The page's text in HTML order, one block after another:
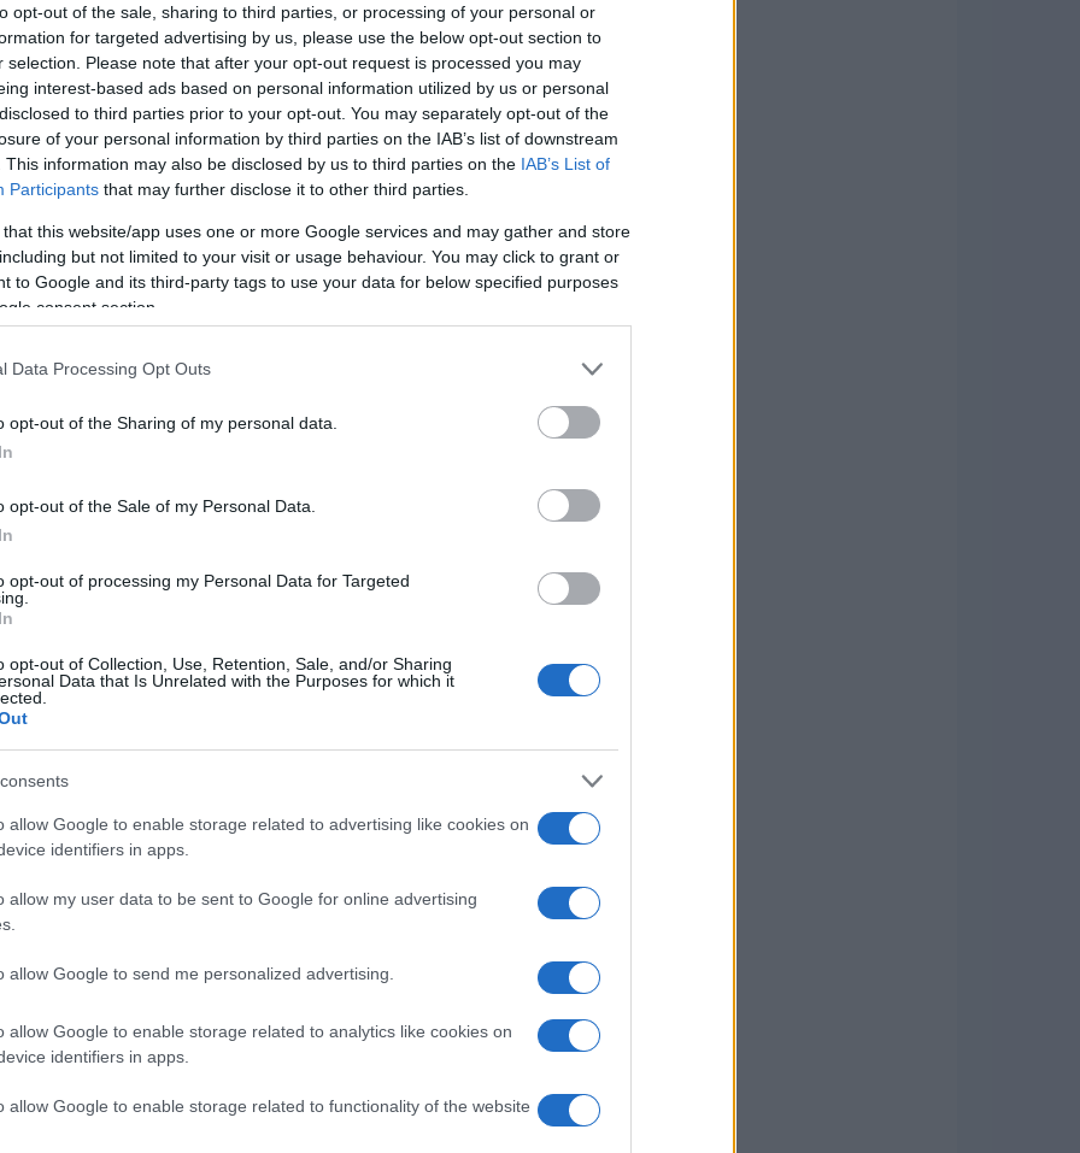
opt-out of the sale, sharing to third parties, or processing of your personal or
for targeted advertising by us, please use the below opt-out section to
selection. Please note that after your opt-out request is processed you may
interest-based ads based on personal information utilized by us or personal
to third parties prior to your opt-out. You may separately opt-out of the
of your personal information by third parties on the IAB’s list of downstream
This information may also be disclosed by us to third parties on the IAB’s List of
Participants that may further disclose it to other third parties.
that this website/app uses one or more Google services and may gather and store
but not limited to your visit or usage behaviour. You may click to grant or
to Google and its third-party tags to use your data for below specified purposes
consent section.
Data Processing Opt Outs
opt-out of the Sharing of my personal data.
opt-out of the Sale of my Personal Data.
opt-out of processing my Personal Data for Targeted
opt-out of Collection, Use, Retention, Sale, and/or Sharing
Data that Is Unrelated with the Purposes for which it
allow Google to enable storage related to advertising like cookies on
identifiers in apps.
allow my user data to be sent to Google for online advertising
allow Google to send me personalized advertising.
allow Google to enable storage related to analytics like cookies on
identifiers in apps.
allow Google to enable storage related to functionality of the website
anni di difficoltà, le azioni della società
a notizie che suggeriscono un possibile
per supportare le sue fonderie. Questo
avvertono, non basta a garantire un
competitivo, con aziende come AMD e
il cambiamento deve andare oltre i semplici
rivoluzione interna. Ma chi altro sta
alla progettazione, ogni aspetto del
suggeriscono che, affinché Intel possa
mercato, è fondamentale che l’azienda
Questo è un momento cruciale per il
a queste sfide.